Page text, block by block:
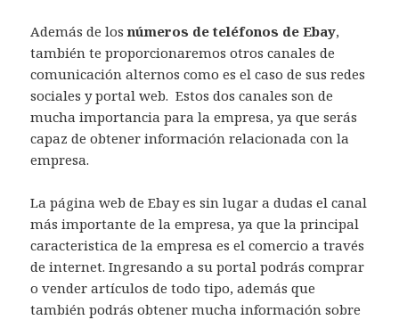
Además de losnúmeros de teléfonos de Ebay,
también te proporcionaremos otros canales de
comunicación alternos como es el caso de sus redes
sociales y portal web. Estos dos canales son de
mucha importancia para la empresa, ya que serás
capaz de obtener información relacionada con la
empresa.
La página web de Ebay es sin lugar a dudas el canal
más importante de la empresa, ya que la principal
caracteristica de la empresa es el comercio a través
de internet. Ingresando a su portal podrás comprar
o vender artículos de todo tipo, además que
también podrás obtener mucha información sobre